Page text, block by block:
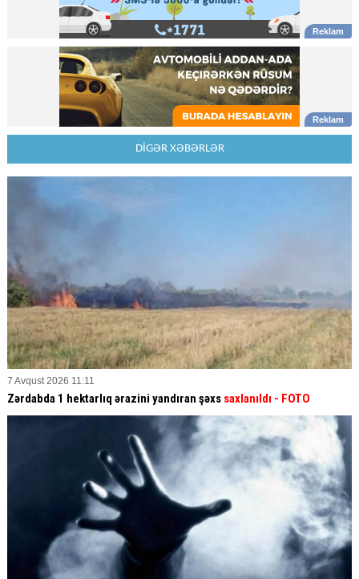
DİGƏR XƏBƏRLƏR
7 Avqust 2026 11:11
Zərdabda 1 hektarlıq ərazini yandıran şəxs saxlanıldı - FOTO